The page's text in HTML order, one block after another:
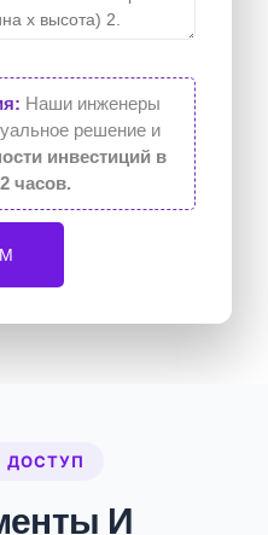
Наши инженеры
решение и
инвестиций в
часов.
ДОСТУП
И